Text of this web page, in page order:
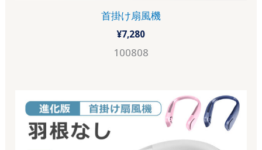
首掛け扇風機
¥7,280
100808